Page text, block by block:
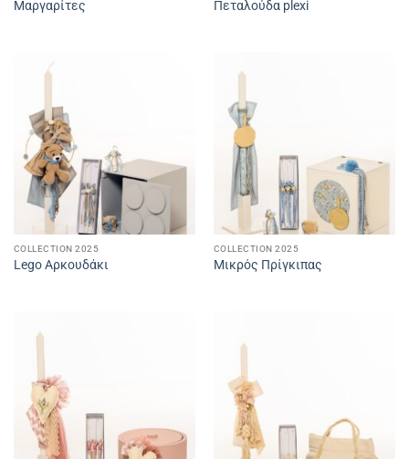
Μαργαρίτες Πεταλούδα plexi
COLLECTION 2025
Lego Αρκουδάκι
COLLECTION 2025
Μικρός Πρίγκιπας